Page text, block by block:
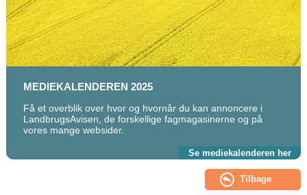
MEDIEKALENDEREN 2025
Få et overblik over hvor og hvornår du kan annoncere i
LandbrugsAvisen, de forskellige fagmagasinerne og på
vores mange websider.
Se mediekalenderen her